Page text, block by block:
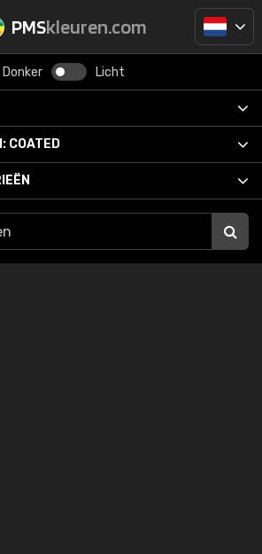
PMSkleuren.com
Donker Licht
COATED